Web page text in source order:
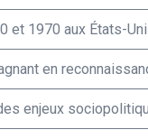
et 1970 aux États-
en
enjeux